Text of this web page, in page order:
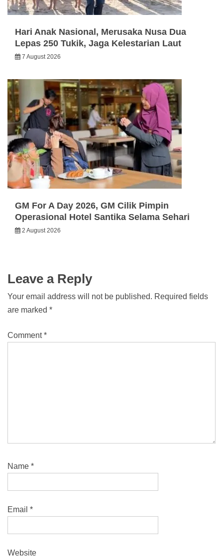
Hari Anak Nasional, Merusaka Nusa Dua
Lepas 250 Tukik, Jaga Kelestarian Laut
7 August 2026
GM For A Day 2026, GM Cilik Pimpin
Operasional Hotel Santika Selama Sehari
2 August 2026
Leave a Reply
Your email address will not be published. Required fields
are marked *
Comment*
Name *
Email *
Website